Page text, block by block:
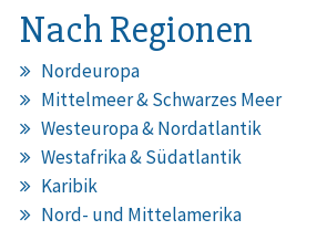
Nach Regionen
Nordeuropa
Mittelmeer & Schwarzes Meer
Westeuropa & Nordatlantik
Westafrika & Südatlantik
Karibik
Nord- und Mittelamerika